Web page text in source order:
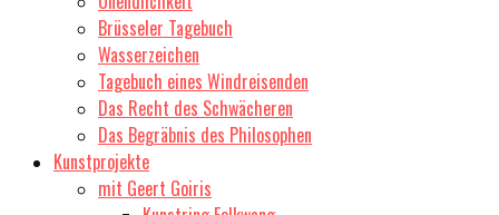
Brüsseler Tagebuch
Wasserzeichen
Tagebuch eines Windreisenden
Das Recht des Schwächeren
Das Begräbnis des Philosophen
Kunstprojekte
mit Geert Goiris